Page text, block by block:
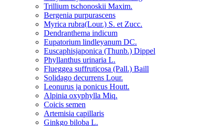
Trillium tschonoskii Maxim.
Bergenia purpurascens
Myrica rubra(Lour.) S. et Zucc.
Dendranthema indicum
Eupatorium lindleyanum DC.
Euscaphisjaponica (Thunb.) Dippel
Phyllanthus urinaria L.
Flueggea suffruticosa (Pall.) Baill
Solidago decurrens Lour.
Leonurus ja ponicus Houtt.
Alpinia oxyphylla Miq.
Coicis semen
Artemisia capillaris
Ginkgo biloba L.